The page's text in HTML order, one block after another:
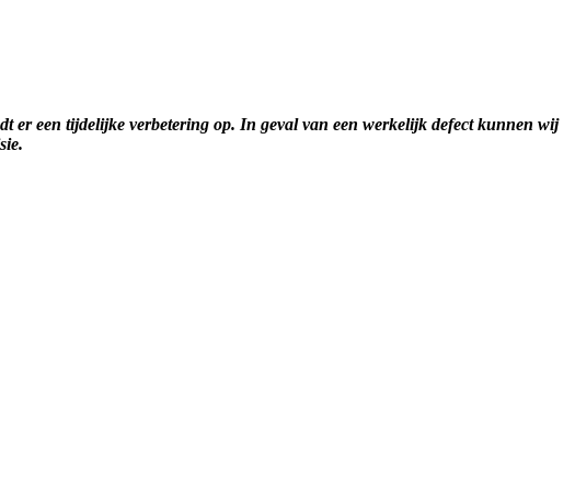
er een tijdelijke verbetering op. In geval van een werkelijk defect kunnen wij